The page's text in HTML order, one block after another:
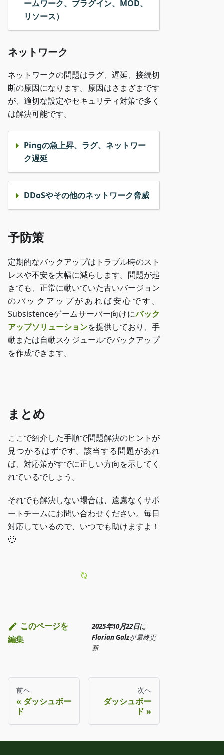
ームワーク、プラグイン、MOD、
リソース）
ネットワーク
ネットワークの問題はラグ、遅延、接続切
断の原因になります。原因はさまざまです
が、適切な設定やセキュリティ対策で多く
は解決可能です。
Pingの急上昇、ラグ、ネットワー
ク遅延
DDoSやその他のネットワーク脅威
予防策
定期的なバックアップはトラブル時のスト
レスや不安を大幅に減らします。問題が起
きても、正常に動いていた古いバージョン
のバックアップがあれば安心です。
Subsistenceゲームサーバー向けにバック
アップソリューションを提供しており、手
動または自動スケジュールでバックアップ
を作成できます。
まとめ
ここで紹介した手順で問題解決のヒントが
見つかるはずです。該当する問題があれ
ば、対応策がすでに正しい方向を示してく
れているでしょう。
それでも解決しない場合は、遠慮なくサポ
ートチームにお問い合わせください。毎日
対応しているので、いつでも助けますよ！
🙂
このページを
編集
2025年10月22日に
Florian Galzが最終更
新
前へ
ダッシュボー
ド
次へ
ダッシュボー
ド